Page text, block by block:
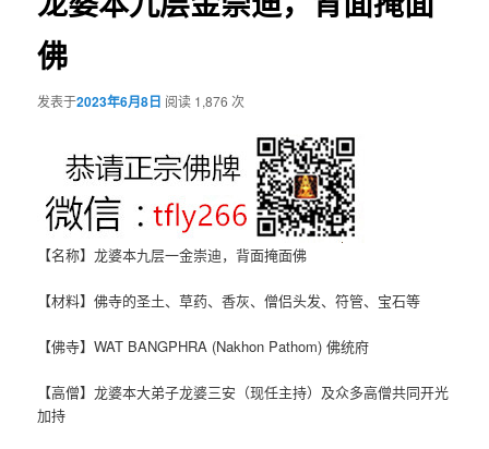
佛
发表于2023年6月8日 阅读 1,876 次
【名称】龙婆本九层一金崇迪，背面掩面佛
【材料】佛寺的圣土、草药、香灰、僧侣头发、符管、宝石等
【佛寺】WAT BANGPHRA (Nakhon Pathom) 佛统府
【高僧】龙婆本大弟子龙婆三安（现任主持）及众多高僧共同开光
加持